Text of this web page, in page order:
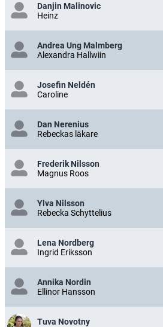
Danjin Malinovic
Heinz
Andrea Ung Malmberg
Alexandra Hallwiin
Josefin Neldén
Caroline
Dan Nerenius
Rebeckas läkare
Frederik Nilsson
Magnus Roos
Ylva Nilsson
Rebecka Schyttelius
Lena Nordberg
Ingrid Eriksson
Annika Nordin
Ellinor Hansson
Tuva Novotny